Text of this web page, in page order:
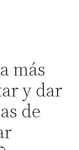
más
y dar
de